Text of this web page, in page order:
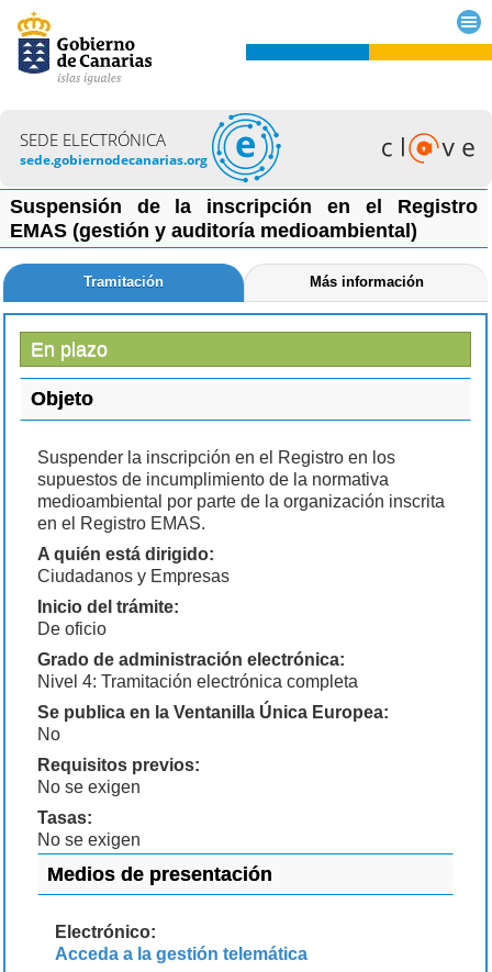
SEDE ELECTRÓNICA
sede.gobiernodecanarias.org
Suspensión de la inscripción en el Registro
EMAS (gestión y auditoría medioambiental)
Tramitación Más información
En plazo
Objeto
Suspender la inscripción en el Registro en los
supuestos de incumplimiento de la normativa
medioambiental por parte de la organización inscrita
en el Registro EMAS.
A quién está dirigido:
Ciudadanos y Empresas
Inicio del trámite:
De oficio
Grado de administración electrónica:
Nivel 4: Tramitación electrónica completa
Se publica en la Ventanilla Única Europea:
No
Requisitos previos:
No se exigen
Tasas:
No se exigen
Medios de presentación
Electrónico:
Acceda a la gestión telemática